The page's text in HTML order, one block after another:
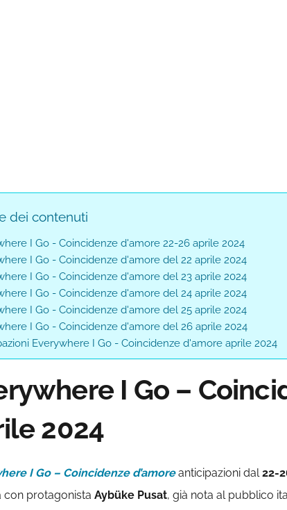
dei contenuti
I Go - Coincidenze d'amore 22-26 aprile 2024
I Go - Coincidenze d'amore del 22 aprile 2024
I Go - Coincidenze d'amore del 23 aprile 2024
I Go - Coincidenze d'amore del 24 aprile 2024
I Go - Coincidenze d'amore del 25 aprile 2024
I Go - Coincidenze d'amore del 26 aprile 2024
Everywhere I Go - Coincidenze d'amore aprile 2024
I Go –
2024
I Go – Coincidenze d’amoreanticipazioni dal22-
con protagonista Aybüke Pusat, già nota al pubblico